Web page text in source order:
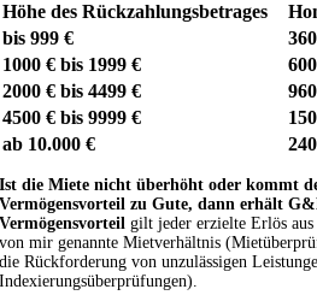
Höhe des Rückzahlungsbetrages
bis 999 €
1000 € bis 1999 €
2000 € bis 4499 €
4500 € bis 9999 €
ab 10.000 €
Ist die Miete nicht überhöht oder kommt
Vermögensvorteil zu Gute, dann erhält
Vermögensvorteil gilt jeder erzielte Erlös
von mir genannte Mietverhältnis
die Rückforderung von unzulässigen
Indexierungsüberprüfungen).